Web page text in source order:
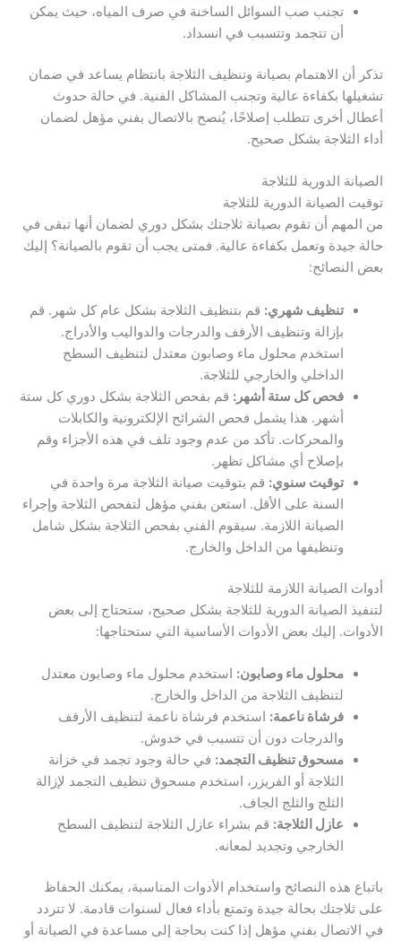
تجنب صب السوائل الساخنة في صرف المياه، حيث يمكن
أن تتجمد وتتسبب في انسداد.
تذكر أن الاهتمام بصيانة وتنظيف الثلاجة بانتظام يساعد في ضمان
تشغيلها بكفاءة عالية وتجنب المشاكل الفنية. في حالة حدوث
أعطال أخرى تتطلب إصلاحًا، يُنصح بالاتصال بفني مؤهل لضمان
أداء الثلاجة بشكل صحيح.
الصيانة الدورية للثلاجة
توقيت الصيانة الدورية للثلاجة
من المهم أن تقوم بصيانة ثلاجتك بشكل دوري لضمان أنها تبقى في
حالة جيدة وتعمل بكفاءة عالية. فمتى يجب أن تقوم بالصيانة؟ إليك
بعض النصائح:
تنظيف شهري: قم بتنظيف الثلاجة بشكل عام كل شهر. قم
بإزالة وتنظيف الأرفف والدرجات والدواليب والأدراج.
استخدم محلول ماء وصابون معتدل لتنظيف السطح
الداخلي والخارجي للثلاجة.
فحص كل ستة أشهر: قم بفحص الثلاجة بشكل دوري كل ستة
أشهر. هذا يشمل فحص الشرائح الإلكترونية والكابلات
والمحركات. تأكد من عدم وجود تلف في هذه الأجزاء وقم
بإصلاح أي مشاكل تظهر.
توقيت سنوي: قم بتوقيت صيانة الثلاجة مرة واحدة في
السنة على الأقل. استعن بفني مؤهل لتفحص الثلاجة وإجراء
الصيانة اللازمة. سيقوم الفني بفحص الثلاجة بشكل شامل
وتنظيفها من الداخل والخارج.
أدوات الصيانة اللازمة للثلاجة
لتنفيذ الصيانة الدورية للثلاجة بشكل صحيح، ستحتاج إلى بعض
الأدوات. إليك بعض الأدوات الأساسية التي ستحتاجها:
محلول ماء وصابون: استخدم محلول ماء وصابون معتدل
لتنظيف الثلاجة من الداخل والخارج.
فرشاة ناعمة: استخدم فرشاة ناعمة لتنظيف الأرفف
والدرجات دون أن تتسبب في خدوش.
مسحوق تنظيف التجمد: في حالة وجود تجمد في خزانة
الثلاجة أو الفريزر، استخدم مسحوق تنظيف التجمد لإزالة
الثلج والثلج الجاف.
عازل الثلاجة: قم بشراء عازل الثلاجة لتنظيف السطح
الخارجي وتجديد لمعانه.
باتباع هذه النصائح واستخدام الأدوات المناسبة، يمكنك الحفاظ
على ثلاجتك بحالة جيدة وتمتع بأداء فعال لسنوات قادمة. لا تتردد
في الاتصال بفني مؤهل إذا كنت بحاجة إلى مساعدة في الصيانة أو